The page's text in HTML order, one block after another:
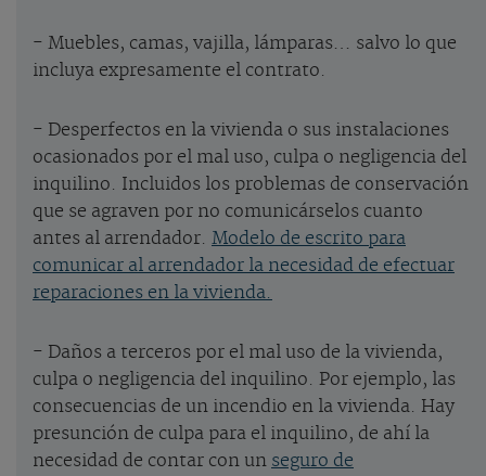
- Muebles, camas, vajilla, lámparas… salvo lo que
incluya expresamente el contrato.
- Desperfectos en la vivienda o sus instalaciones
ocasionados por el mal uso, culpa o negligencia del
inquilino. Incluidos los problemas de conservación
que se agraven por no comunicárselos cuanto
antes al arrendador. Modelo de escrito para
comunicar al arrendador la necesidad de efectuar
reparaciones en la vivienda.
- Daños a terceros por el mal uso de la vivienda,
culpa o negligencia del inquilino. Por ejemplo, las
consecuencias de un incendio en la vivienda. Hay
presunción de culpa para el inquilino, de ahí la
necesidad de contar con un seguro de